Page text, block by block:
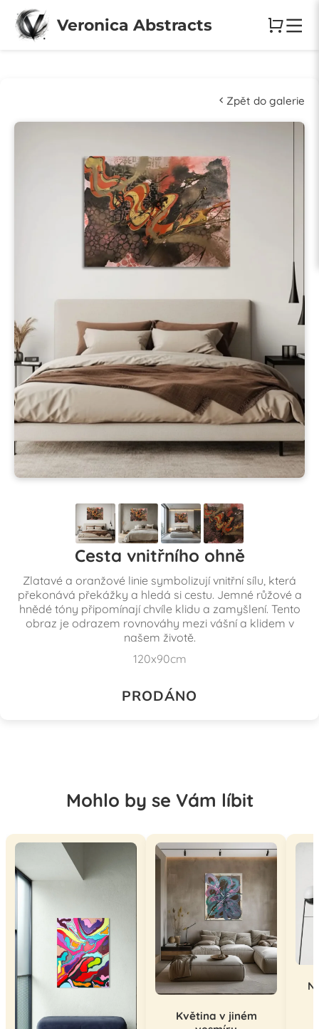
Veronica Abstracts
Zpět do galerie
Cesta vnitřního ohně
Zlatavé a oranžové linie symbolizují vnitřní sílu, která
překonává překážky a hledá si cestu. Jemné růžové a
hnědé tóny připomínají chvíle klidu a zamyšlení. Tento
obraz je odrazem rovnováhy mezi vášní a klidem v
našem životě.
120x90cm
PRODÁNO
Mohlo by se Vám líbit
Květina v jiném